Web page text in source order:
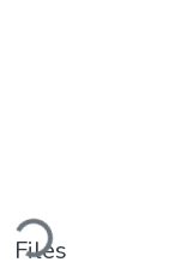
Files